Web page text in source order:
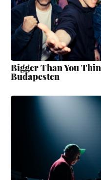
Bigger Than You
Budapesten